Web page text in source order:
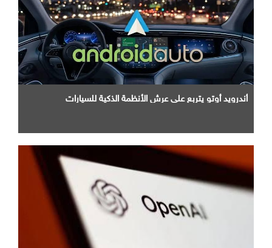
أندرويد أوتو يتربع علي عرش الأنظمة الذكية للسيارات